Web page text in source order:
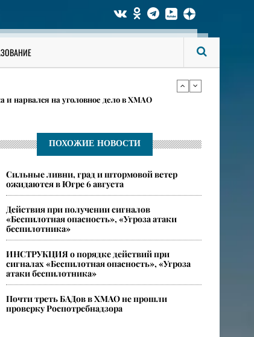
и нарвался на уголовное дело в ХМАО
в ХМАО
ПОХОЖИЕ НОВОСТИ
Сильные ливни, град и штормовой ветер
ожидаются в Югре 6 августа
Действия при получении сигналов
«Беспилотная опасность», «Угроза атаки
беспилотника»
​ИНСТРУКЦИЯ о порядке действий при
сигналах «Беспилотная опасность», «Угроза
атаки беспилотника»
Почти треть БАДов в ХМАО не прошли
проверку Роспотребнадзора